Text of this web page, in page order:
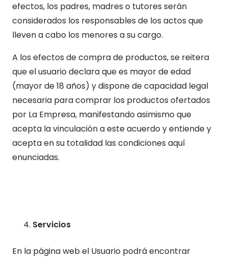
efectos, los padres, madres o tutores serán
considerados los responsables de los actos que
lleven a cabo los menores a su cargo.
A los efectos de compra de productos, se reitera
que el usuario declara que es mayor de edad
(mayor de 18 años) y dispone de capacidad legal
necesaria para comprar los productos ofertados
por La Empresa, manifestando asimismo que
acepta la vinculación a este acuerdo y entiende y
acepta en su totalidad las condiciones aquí
enunciadas.
Servicios
En la página web el Usuario podrá encontrar